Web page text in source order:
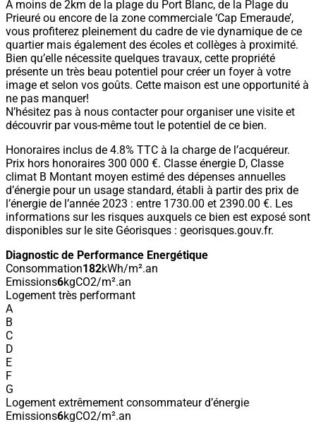
A moins de 2km de la plage du Port Blanc, de la Plage du
Prieuré ou encore de la zone commerciale ‘Cap Emeraude’,
vous profiterez pleinement du cadre de vie dynamique de ce
quartier mais également des écoles et collèges à proximité.
Bien qu’elle nécessite quelques travaux, cette propriété
présente un très beau potentiel pour créer un foyer à votre
image et selon vos goûts. Cette maison est une opportunité à
ne pas manquer!
N’hésitez pas à nous contacter pour organiser une visite et
découvrir par vous-même tout le potentiel de ce bien.
Honoraires inclus de 4.8% TTC à la charge de l’acquéreur.
Prix hors honoraires 300 000 €. Classe énergie D, Classe
climat B Montant moyen estimé des dépenses annuelles
d’énergie pour un usage standard, établi à partir des prix de
l’énergie de l’année 2023 : entre 1730.00 et 2390.00 €. Les
informations sur les risques auxquels ce bien est exposé sont
disponibles sur le site Géorisques : georisques.gouv.fr.
Diagnostic de Performance Energétique
Consommation182kWh/m².an
Emissions6kgCO2/m².an
Logement très performant
A
B
C
D
E
F
G
Logement extrêmement consommateur d’énergie
Emissions6kgCO2/m².an